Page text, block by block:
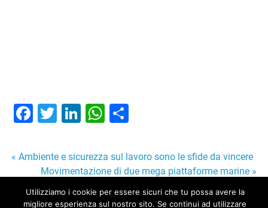
Facebook
Twitter
LinkedIn
WhatsApp
Navigazione
articoli
« Ambiente e sicurezza sul lavoro sono le sfide da vincere
Movimentazione di due mega piattaforme marine »
Utilizziamo i cookie per essere sicuri che tu possa avere la
migliore esperienza sul nostro sito. Se continui ad utilizzare